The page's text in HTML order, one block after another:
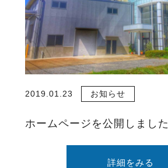
2019.01.23 お知らせ
ホームページを公開しました
詳細をみる